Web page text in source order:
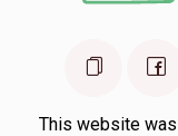
This website